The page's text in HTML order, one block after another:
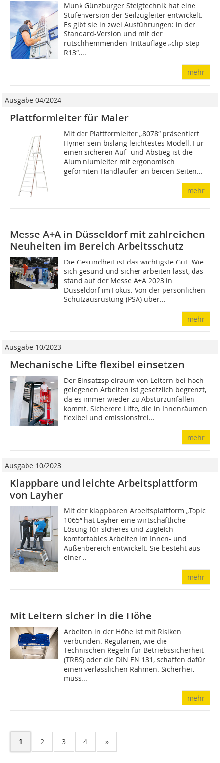
Munk Günzburger Steigtechnik hat eine
Stufenversion der Seilzugleiter entwickelt.
Es gibt sie in zwei Ausführungen: in der
Standard-Version und mit der
rutschhemmenden Trittauflage „clip-step
R13“....
mehr
Ausgabe 04/2024
Plattformleiter für Maler
Mit der Plattformleiter „8078“ präsentiert
Hymer sein bislang leichtestes Modell. Für
einen sicheren Auf- und Abstieg ist die
Aluminiumleiter mit ergonomisch
geformten Handläufen an beiden Seiten...
mehr
Messe A+A in Düsseldorf mit zahlreichen
Neuheiten im Bereich Arbeitsschutz
Die Gesundheit ist das wichtigste Gut. Wie
sich gesund und sicher arbeiten lässt, das
stand auf der Messe A+A 2023 in
Düsseldorf im Fokus. Von der persönlichen
Schutzausrüstung (PSA) über...
mehr
Ausgabe 10/2023
Mechanische Lifte flexibel einsetzen
Der Einsatzspielraum von Leitern bei hoch
gelegenen Arbeiten ist gesetzlich begrenzt,
da es immer wieder zu Absturzunfällen
kommt. Sicherere Lifte, die in Innenräumen
flexibel und emissionsfrei...
mehr
Ausgabe 10/2023
Klappbare und leichte Arbeitsplattform
von Layher
Mit der klappbaren Arbeitsplattform „Topic
1065“ hat Layher eine wirtschaftliche
Lösung für sicheres und zugleich
komfortables Arbeiten im Innen- und
Außenbereich entwickelt. Sie besteht aus
einer...
mehr
Mit Leitern sicher in die Höhe
Arbeiten in der Höhe ist mit Risiken
verbunden. Regularien, wie die
Technischen Regeln für Betriebssicherheit
(TRBS) oder die DIN EN 131, schaffen dafür
einen verlässlichen Rahmen. Sicherheit
muss...
mehr
1 2 3 4 »